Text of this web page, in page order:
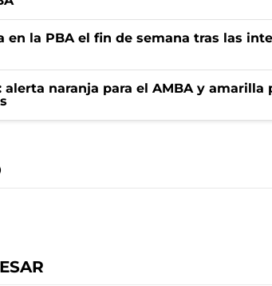
en la PBA el fin de semana tras las
alerta naranja para el AMBA y amarilla